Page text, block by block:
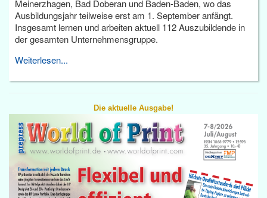
Meinerzhagen, Bad Doberan und Baden-Baden, wo das
Ausbildungsjahr teilweise erst am 1. September anfängt.
Insgesamt lernen und arbeiten aktuell 112 Auszubildende in
der gesamten Unternehmensgruppe.
Weiterlesen...
Die aktuelle Ausgabe!